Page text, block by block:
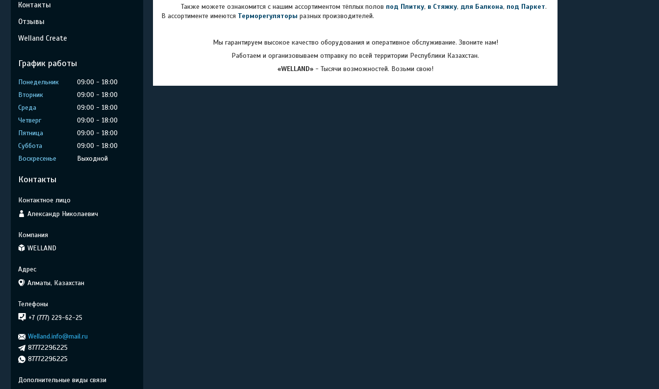
Также можете ознакомится с нашим ассортиментом тёплых полов под Плитку, в Стяжку, для Балкона, под Паркет.
В ассортименте имеются Терморегуляторы разных производителей.
Мы гарантируем высокое качество оборудования и оперативное обслуживание. Звоните нам!
Работаем и организовываем отправку по всей территории Республики Казахстан.
«WELLAND»- Тысячи возможностей. Возьми свою!
Контакты
Отзывы
Welland Create
График работы
Понедельник 09:00
18:00
Вторник
09:00
18:00
Среда
09:00
18:00
Четверг
09:00
18:00
Пятница
09:00
18:00
Суббота
09:00
18:00
Воскресенье
Выходной
Контакты
Александр Николаевич
WELLAND
Алматы, Казахстан
+7 (777) 229-62-25
Welland.info@mail.ru
87772296225
87772296225